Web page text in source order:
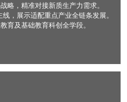
略，精准对接新质生产力需求。
，展示适配重点产业全链条发展。
育及基础教育科创全学段。